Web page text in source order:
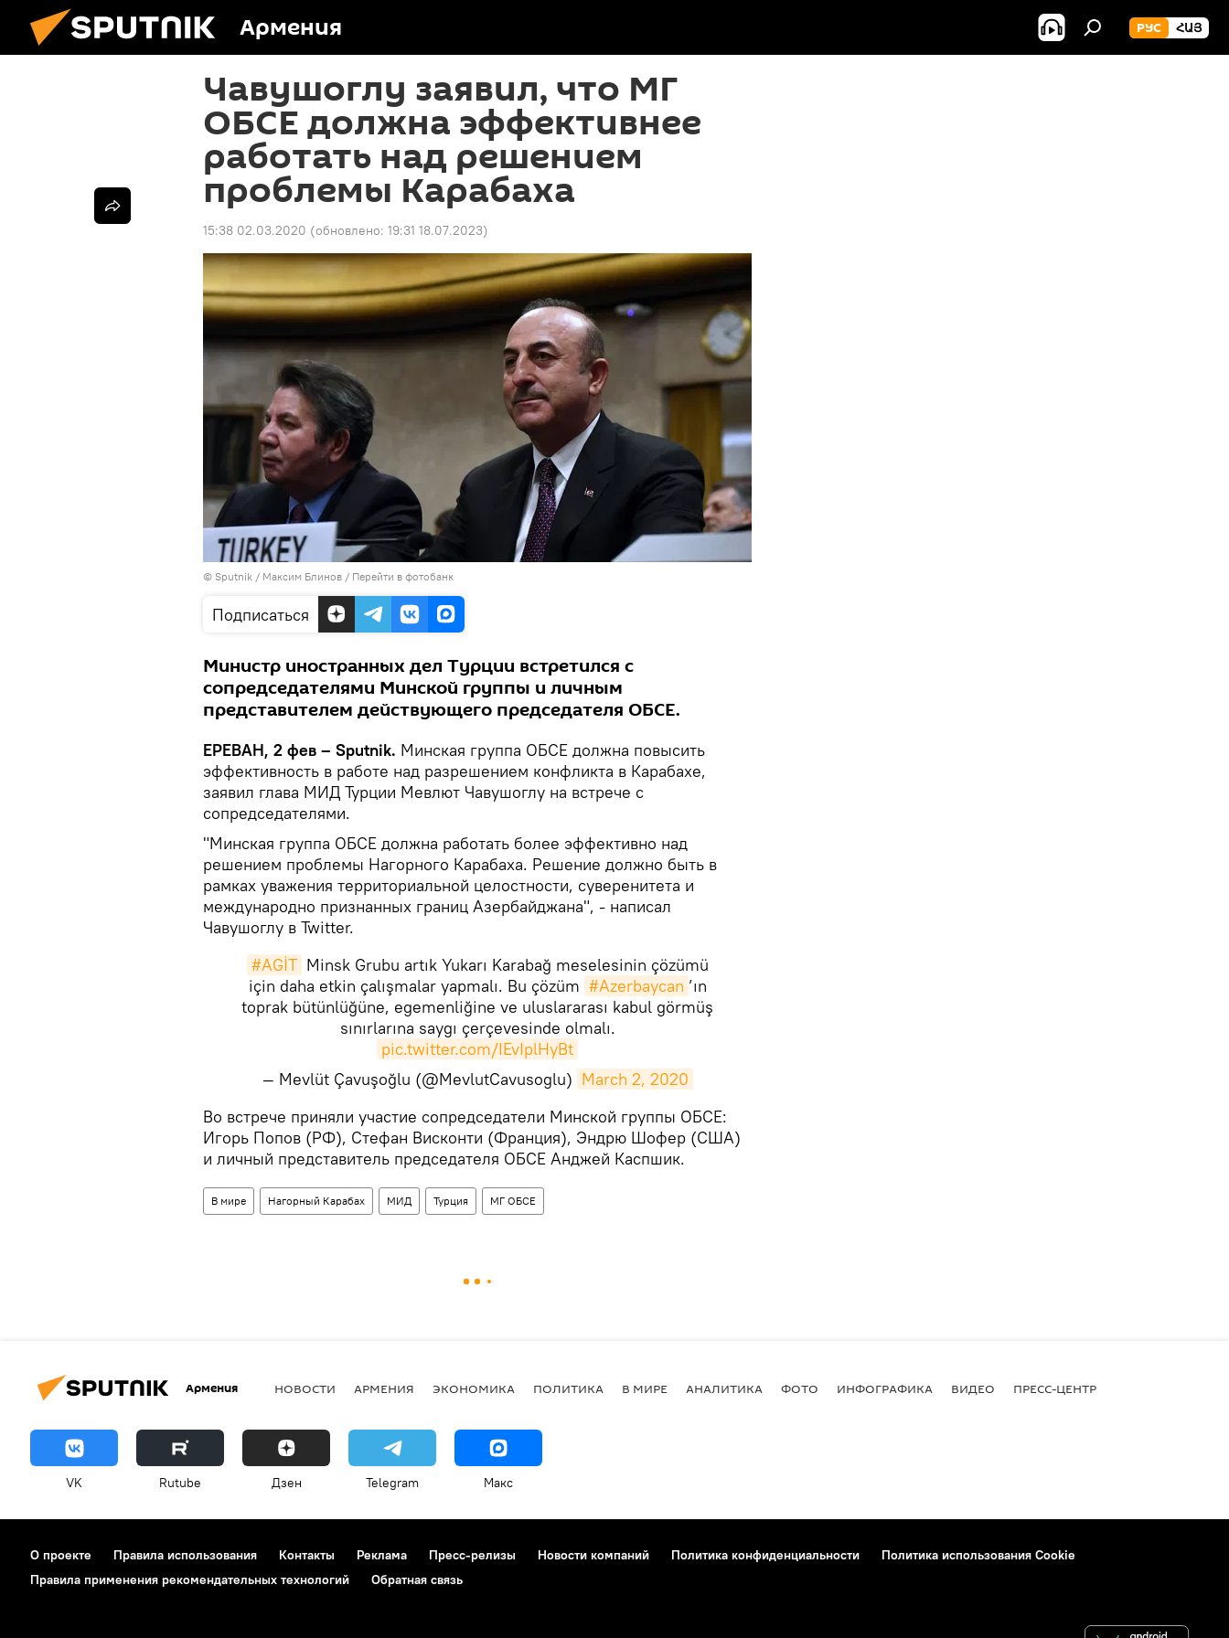
Армения РУС ՀԱՅ
Чавушоглу заявил, что МГ
ОБСЕ должна эффективнее
работать над решением
проблемы Карабаха
15:38 02.03.2020 (обновлено: 19:31 18.07.2023)
© Sputnik / Максим Блинов / Перейти в фотобанк
Подписаться
Министр иностранных дел Турции встретился с
сопредседателями Минской группы и личным
представителем действующего председателя ОБСЕ.
ЕРЕВАН, 2 фев – Sputnik. Минская группа ОБСЕ должна повысить
эффективность в работе над разрешением конфликта в Карабахе,
заявил глава МИД Турции Мевлют Чавушоглу на встрече с
сопредседателями.
"Минская группа ОБСЕ должна работать более эффективно над
решением проблемы Нагорного Карабаха. Решение должно быть в
рамках уважения территориальной целостности, суверенитета и
международно признанных границ Азербайджана", - написал
Чавушоглу в Twitter.
#AGİT Minsk Grubu artık Yukarı Karabağ meselesinin çözümü
için daha etkin çalışmalar yapmalı. Bu çözüm #Azerbaycan ’ın
toprak bütünlüğüne, egemenliğine ve uluslararası kabul görmüş
sınırlarına saygı çerçevesinde olmalı.
pic.twitter.com/IEvIplHyBt
— Mevlüt Çavuşoğlu (@MevlutCavusoglu) March 2, 2020
​Во встрече приняли участие сопредседатели Минской группы ОБСЕ:
Игорь Попов (РФ), Стефан Висконти (Франция), Эндрю Шофер (США)
и личный представитель председателя ОБСЕ Анджей Каспшик.
В мире Нагорный Карабах МИД Турция МГ ОБСЕ
Армения НОВОСТИ АРМЕНИЯ ЭКОНОМИКА ПОЛИТИКА В МИРЕ АНАЛИТИКА ФОТО ИНФОГРАФИКА ВИДЕО ПРЕСС-ЦЕНТР
VK Rutube Дзен Telegram Макс
О проекте Правила использования Контакты Реклама Пресс-релизы Новости компаний Политика конфиденциальности
Политика использования Cookie
Правила применения рекомендательных технологий
Обратная связь